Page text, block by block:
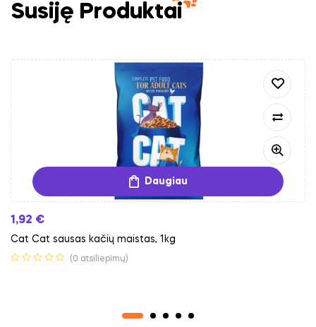
Susiję Produktai
Daugiau
1,92 €
Cat Cat sausas kačių maistas, 1kg
(0 atsiliepimų)